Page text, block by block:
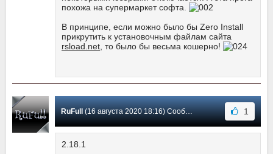
похожа на супермаркет софта.
В принципе, если можно было бы Zero Install
прикрутить к установочным файлам сайта
rsload.net , то было бы весьма кошерно!
RuFull(16 августа 2020 18:16) Сообщение #57 1
2.18.1